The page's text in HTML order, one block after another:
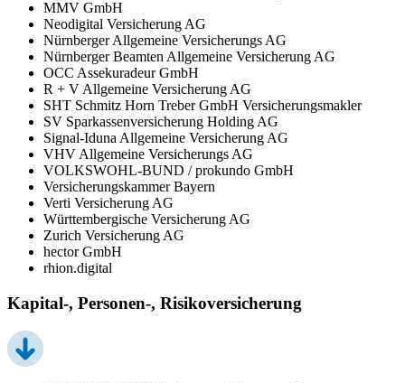
MMV GmbH
Neodigital Versicherung AG
Nürnberger Allgemeine Versicherungs AG
Nürnberger Beamten Allgemeine Versicherung AG
OCC Assekuradeur GmbH
R + V Allgemeine Versicherung AG
SHT Schmitz Horn Treber GmbH Versicherungsmakler
SV Sparkassenversicherung Holding AG
Signal-Iduna Allgemeine Versicherung AG
VHV Allgemeine Versicherungs AG
VOLKSWOHL-BUND / prokundo GmbH
Versicherungskammer Bayern
Verti Versicherung AG
Württembergische Versicherung AG
Zurich Versicherung AG
hector GmbH
rhion.digital
Kapital-, Personen-, Risikoversicherung